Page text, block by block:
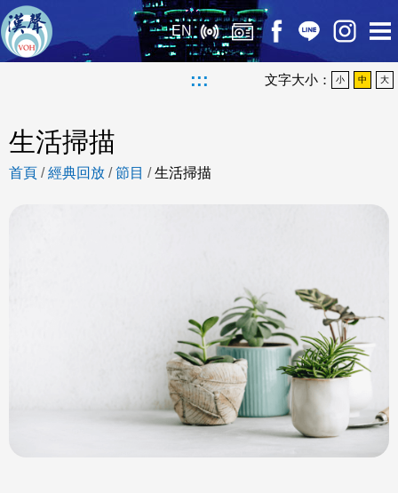
EN
::: 文字大小： 小 中 大
生活掃描
首頁 /經典回放 /節目 /生活掃描